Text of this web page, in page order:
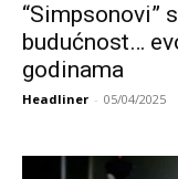
“Simpsonovi”
budućnost…
godinama
Headliner - 05/04/2025